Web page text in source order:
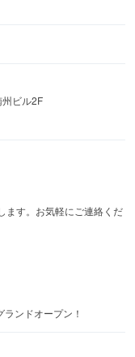
を愉しめる贅沢な
ど他ではなかなか
ンなど充実のライ
おります。
備
を演出
ビル2F
ます。お気軽にご連絡くだ
ンドオープン！